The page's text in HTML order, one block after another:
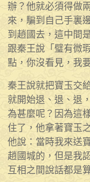
辦？他就必須得做
來，騙到自己手裏
到趙國去，這中間
跟秦王說「璧有微
點，你沒看見，我
秦王說就把寶玉交
就開始退、退、退
為甚麼呢？因為這
住了，他拿著寶玉
他說：當時我來送
趙國城的，但是我
互相之間說話都是